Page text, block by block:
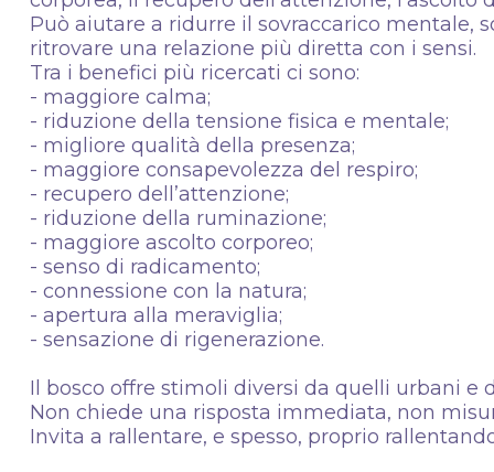
Può aiutare a ridurre il sovraccarico mentale,
ritrovare una relazione più diretta con i sensi.
Tra i benefici più ricercati ci sono:
- maggiore calma;
- riduzione della tensione fisica e mentale;
- migliore qualità della presenza;
- maggiore consapevolezza del respiro;
- recupero dell’attenzione;
- riduzione della ruminazione;
- maggiore ascolto corporeo;
- senso di radicamento;
- connessione con la natura;
- apertura alla meraviglia;
- sensazione di rigenerazione.
Il bosco offre stimoli diversi da quelli urbani e
Non chiede una risposta immediata, non
Invita a rallentare, e spesso, proprio